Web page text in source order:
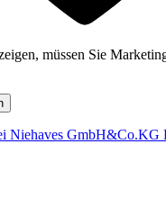
müssen Sie
Niehaves GmbH&Co.KG